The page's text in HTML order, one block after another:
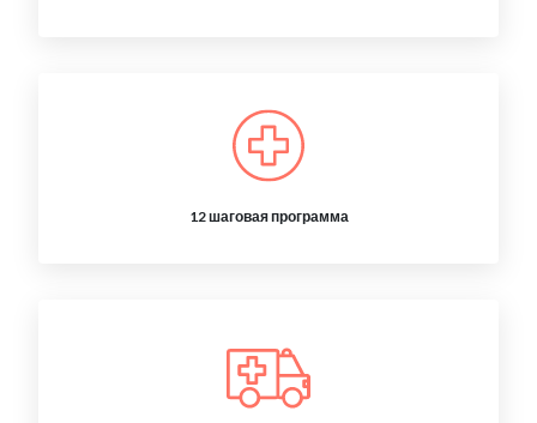
12 шаговая программа